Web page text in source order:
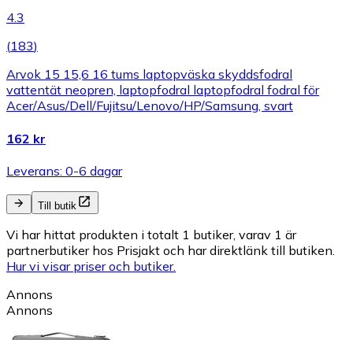
4.3
(183)
Arvok 15 15,6 16 tums laptopväska skyddsfodral
vattentät neopren, laptopfodral laptopfodral fodral för
Acer/Asus/Dell/Fujitsu/Lenovo/HP/Samsung, svart
162 kr
Leverans: 0-6 dagar
Till butik
Vi har hittat produkten i totalt 1 butiker, varav 1 är
partnerbutiker hos Prisjakt och har direktlänk till butiken.
Hur vi visar priser och butiker.
Annons
Annons